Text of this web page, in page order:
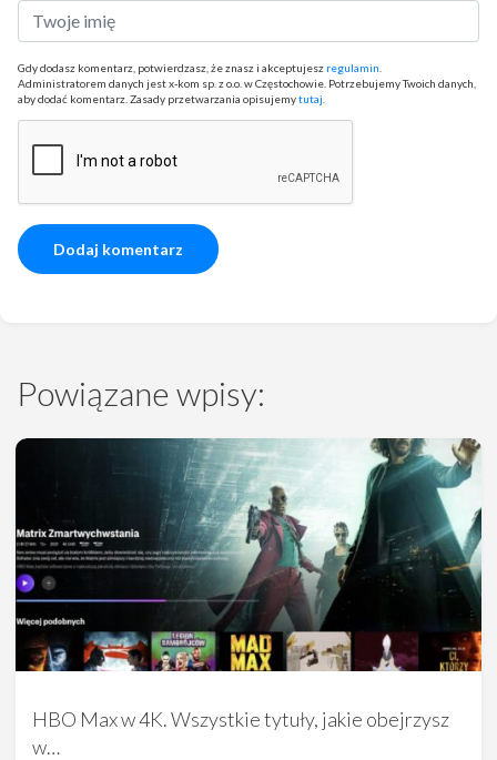
Gdy dodasz komentarz, potwierdzasz, że znasz i akceptujesz regulamin
Administratorem danych jest x-kom sp. z o.o. w Częstochowie. Potrzebujemy Twoich danych,
aby dodać komentarz. Zasady przetwarzania opisujemytutaj
Powiązane wpisy:
HBO Max w 4K. Wszystkie tytuły, jakie obejrzysz
w…